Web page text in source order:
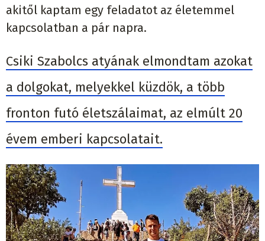
akitől kaptam egy feladatot az életemmel
kapcsolatban a pár napra.
Csiki Szabolcs atyának elmondtam azokat
a dolgokat, melyekkel küzdök, a több
fronton futó életszálaimat, az elmúlt 20
évem emberi kapcsolatait.